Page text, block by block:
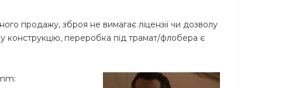
продажу, зброя не вимагає ліцензії чи дозволу
конструкцію, переробка під трамат/флобера є